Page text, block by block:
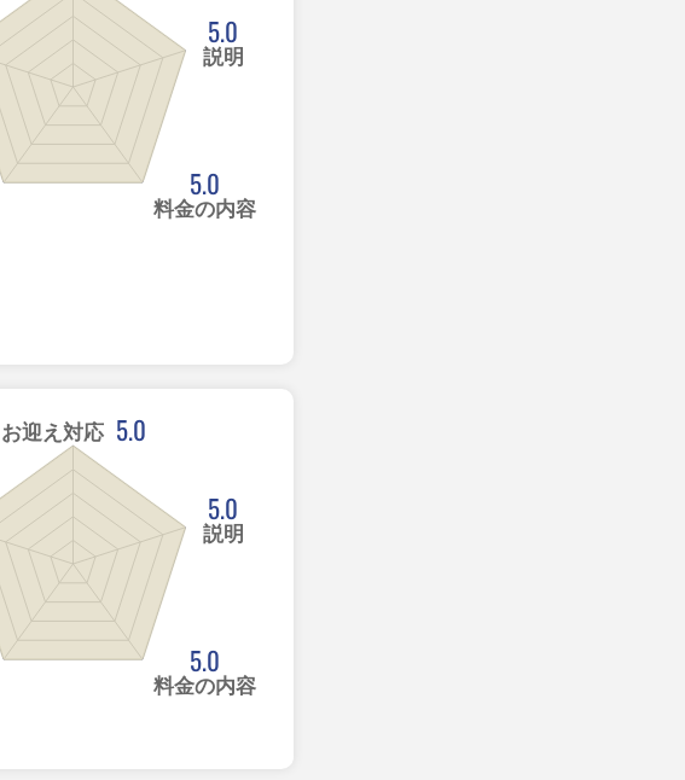
5.0
説明
5.0
料金の内容
お迎え対応 5.0
5.0
説明
5.0
料金の内容